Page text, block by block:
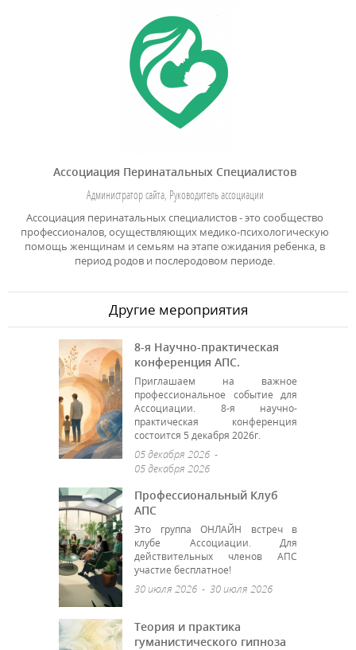
Ассоциация Перинатальных Специалистов
Администратор сайта, Руководитель ассоциации
Ассоциация перинатальных специалистов - это сообщество
профессионалов, осуществляющих медико-психологическую
помощь женщинам и семьям на этапе ожидания ребенка, в
период родов и послеродовом периоде.
Другие мероприятия
8-я Научно-практическая
конференция АПС.
Приглашаем на важное
профессиональное событие для
Ассоциации. 8-я научно-
практическая конференция
состоится 5 декабря 2026г.
05 декабря 2026 -
05 декабря 2026
Профессиональный Клуб
АПС
Это группа ОНЛАЙН встреч в
клубе Ассоциации. Для
действительных членов АПС
участие бесплатное!
30 июля 2026 - 30 июля 2026
Теория и практика
гуманистического гипноза